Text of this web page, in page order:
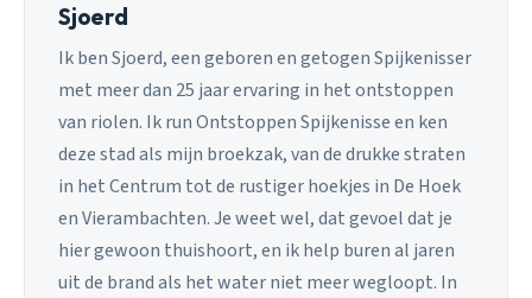
Sjoerd
Ik ben Sjoerd, een geboren en getogen Spijkenisser
met meer dan 25 jaar ervaring in het ontstoppen
van riolen. Ik run Ontstoppen Spijkenisse en ken
deze stad als mijn broekzak, van de drukke straten
in het Centrum tot de rustiger hoekjes in De Hoek
en Vierambachten. Je weet wel, dat gevoel dat je
hier gewoon thuishoort, en ik help buren al jaren
uit de brand als het water niet meer wegloopt. In